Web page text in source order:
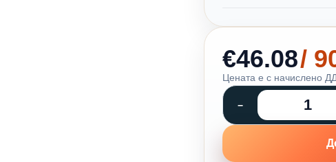
€46.08/
Цената е с начислено